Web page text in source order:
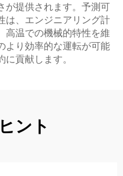
が提供されます。予測可
は、エンジニアリング計
高温での機械的特性を維
より効率的な運転が可能
貢献します。
ント